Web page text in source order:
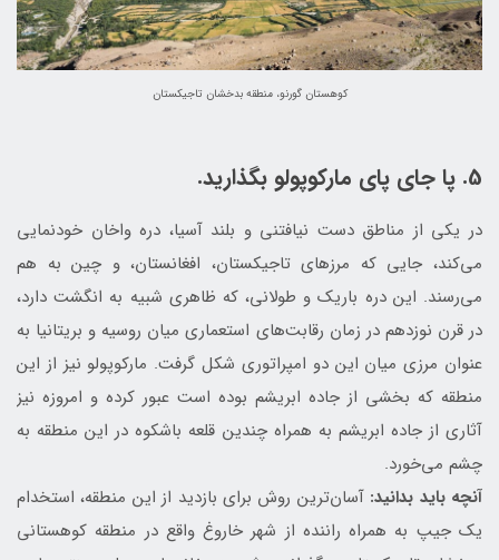
کوهستان گورنو، منطقه بدخشان تاجیکستان
5. پا جای پای مارکوپولو بگذارید.
در یکی از مناطق دست نیافتنی و بلند آسیا، دره واخان خودنمایی
می‌کند، جایی که مرزهای تاجیکستان، افغانستان، و چین به هم
می‌رسند. این دره باریک و طولانی، که ظاهری شبیه به انگشت دارد،
در قرن نوزدهم در زمان رقابت‌های استعماری میان روسیه و بریتانیا به
عنوان مرزی میان این دو امپراتوری شکل گرفت. مارکوپولو نیز از این
منطقه که بخشی از جاده ابریشم بوده است عبور کرده و امروزه نیز
آثاری از جاده ابریشم به همراه چندین قلعه باشکوه در این منطقه به
چشم می‌خورد.
آنچه باید بدانید: آسان‌ترین روش برای بازدید از این منطقه، استخدام
یک جیپ به همراه راننده از شهر خاروغ واقع در منطقه کوهستانی